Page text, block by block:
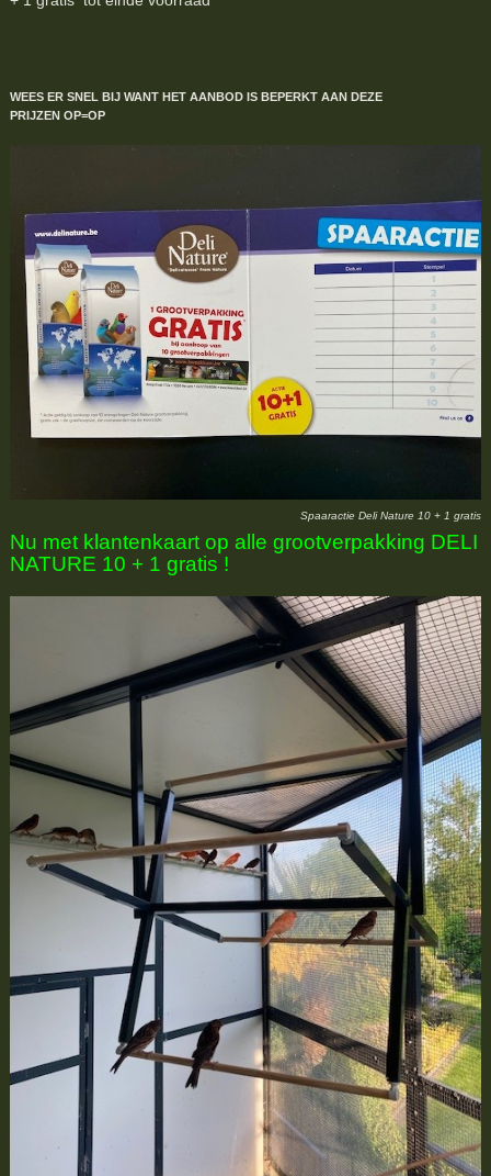
WEES ER SNEL BIJ WANT HET AANBOD IS BEPERKTAAN DEZE
PRIJZEN OP=OP
Spaaractie Deli Nature 10 + 1 gratis
Nu met klantenkaart op alle grootverpakking DELI
NATURE 10 + 1 gratis !